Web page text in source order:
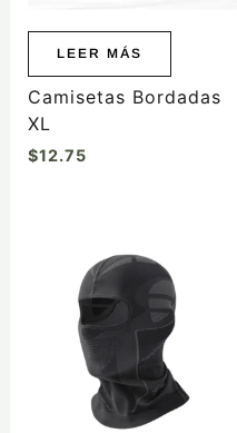
LEER MÁS
Camisetas Bordadas
XL
$12.75
producto
múltiples
variantes.
opciones